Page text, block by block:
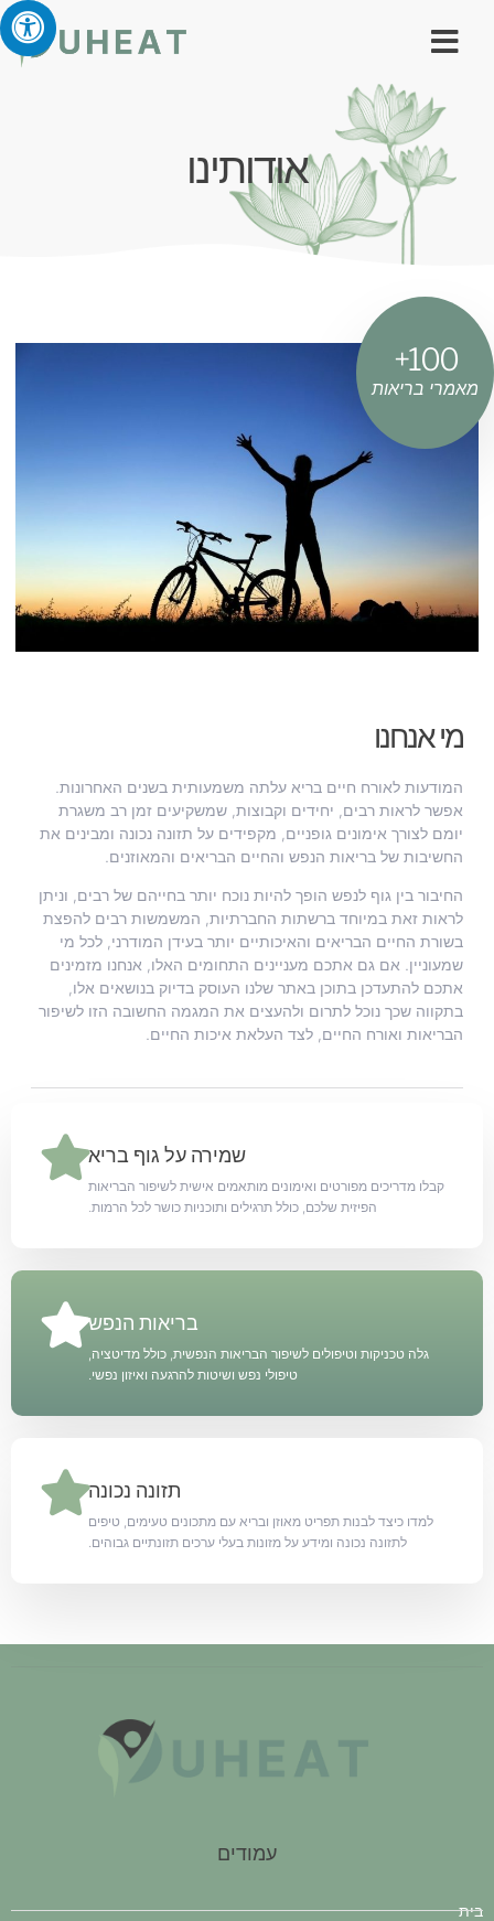
אודותינו
מאמרי בריאות
100
+
מי אנחנו
המודעות לאורח חיים בריא עלתה משמעותית בשנים האחרונות.
אפשר לראות רבים, יחידים וקבוצות, שמשקיעים זמן רב משגרת
יומם לצורך אימונים גופניים, מקפידים על תזונה נכונה ומבינים את
החשיבות של בריאות הנפש והחיים הבריאים והמאוזנים.
החיבור בין גוף לנפש הופך להיות נוכח יותר בחייהם של רבים, וניתן
לראות זאת במיוחד ברשתות החברתיות, המשמשות רבים להפצת
בשורת החיים הבריאים והאיכותיים יותר בעידן המודרני, לכל מי
שמעוניין. אם גם אתכם מעניינים התחומים האלו, אנחנו מזמינים
אתכם להתעדכן בתוכן באתר שלנו העוסק בדיוק בנושאים אלו,
בתקווה שכך נוכל לתרום ולהעצים את המגמה החשובה הזו לשיפור
הבריאות ואורח החיים, לצד העלאת איכות החיים.
שמירה על גוף בריא
קבלו מדריכים מפורטים ואימונים מותאמים אישית לשיפור הבריאות
הפיזית שלכם, כולל תרגילים ותוכניות כושר לכל הרמות.
בריאות הנפש
גלה טכניקות וטיפולים לשיפור הבריאות הנפשית, כולל מדיטציה,
טיפולי נפש ושיטות להרגעה ואיזון נפשי.
תזונה נכונה
למדו כיצד לבנות תפריט מאוזן ובריא עם מתכונים טעימים, טיפים
לתזונה נכונה ומידע על מזונות בעלי ערכים תזונתיים גבוהים.
עמודים
בית